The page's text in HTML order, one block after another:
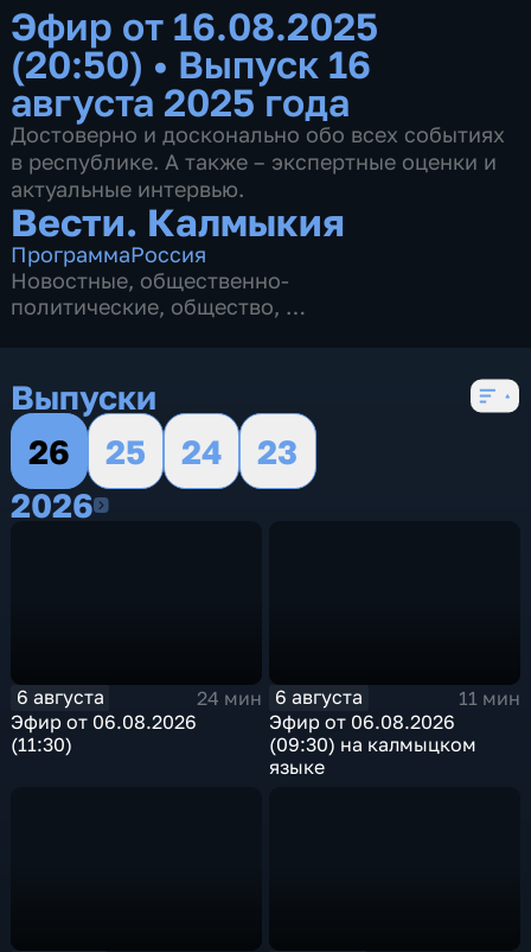
Эфир от 16.08.2025
(20:50) • Выпуск 16
августа 2025 года
Достоверно и досконально обо всех событиях
в республике. А также – экспертные оценки и
актуальные интервью.
Вести. Калмыкия
ПрограммаРоссия
Новостные, общественно-
политические, общество,
Выпуски
26
25 24
23
20262026
6 августа
24 мин
Эфир от 06.08.2026
(11:30)
6 августа
11 мин
Эфир от 06.08.2026
(09:30) на калмыцком
языке